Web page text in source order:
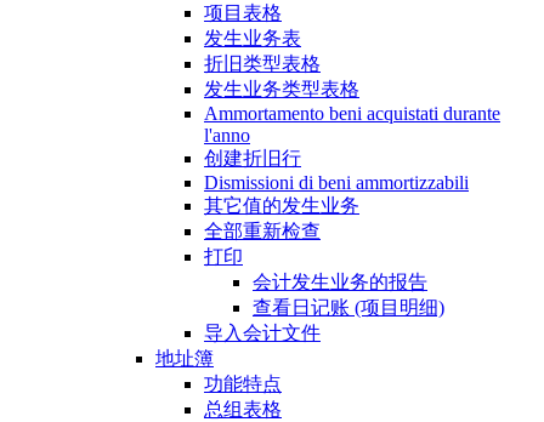
项目表格
发生业务表
折旧类型表格
发生业务类型表格
Ammortamento beni acquistati durante
l'anno
创建折旧行
Dismissioni di beni ammortizzabili
其它值的发生业务
全部重新检查
打印
会计发生业务的报告
查看日记账 (项目明细)
导入会计文件
地址簿
功能特点
总组表格